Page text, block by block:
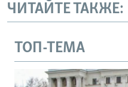
ЧИТАЙТЕ ТАКЖЕ:
ТОП-ТЕМА